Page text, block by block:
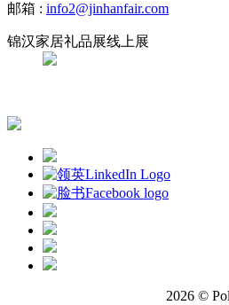
邮箱 : info2@jinhanfair.com
锦汉家居礼品展线上展
2026 ©